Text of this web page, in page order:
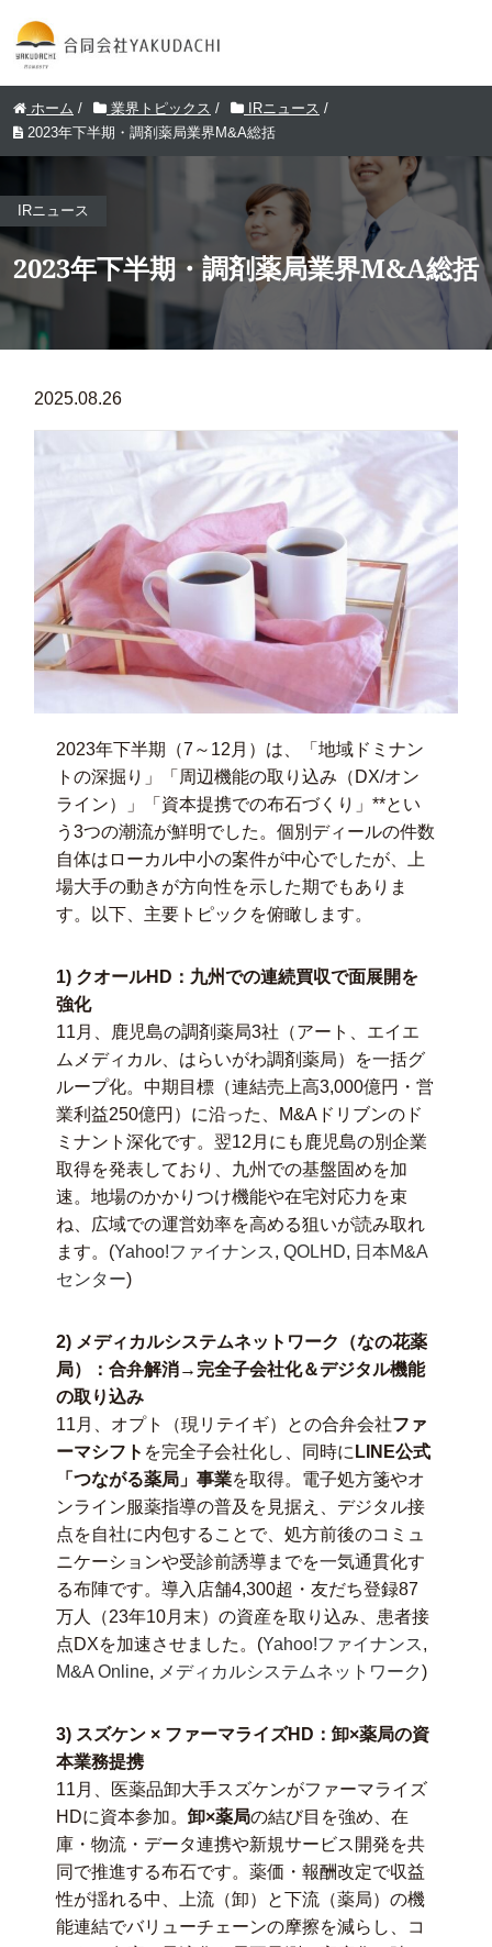
ホーム / 業界トピックス / IRニュース /
2023年下半期・調剤薬局業界M&A総括
IRニュース
2023年下半期・調剤薬局業界M&A総括
2025.08.26
2023年下半期（7～12月）は、「地域ドミナン
トの深掘り」「周辺機能の取り込み（DX/オン
ライン）」「資本提携での布石づくり」**とい
う3つの潮流が鮮明でした。個別ディールの件数
自体はローカル中小の案件が中心でしたが、上
場大手の動きが方向性を示した期でもありま
す。以下、主要トピックを俯瞰します。
1) クオールHD：九州での連続買収で面展開を
強化
11月、鹿児島の調剤薬局3社（アート、エイエ
ムメディカル、はらいがわ調剤薬局）を一括グ
ループ化。中期目標（連結売上高3,000億円・営
業利益250億円）に沿った、M&Aドリブンのド
ミナント深化です。翌12月にも鹿児島の別企業
取得を発表しており、九州での基盤固めを加
速。地場のかかりつけ機能や在宅対応力を束
ね、広域での運営効率を高める狙いが読み取れ
ます。(Yahoo!ファイナンス,QOLHD, 日本M&A
センター)
2) メディカルシステムネットワーク（なの花薬
局）：合弁解消→完全子会社化＆デジタル機能
の取り込み
11月、オプト（現リテイギ）との合弁会社ファ
ーマシフト を完全子会社化し、同時に LINE公式
「つながる薬局」事業を取得。電子処方箋やオ
ンライン服薬指導の普及を見据え、デジタル接
点を自社に内包することで、処方前後のコミュ
ニケーションや受診前誘導までを一気通貫化す
る布陣です。導入店舗4,300超・友だち登録87
万人（23年10月末）の資産を取り込み、患者接
点DXを加速させました。(Yahoo!ファイナンス,
M&A Online, メディカルシステムネットワーク)
3) スズケン × ファーマライズHD：卸×薬局の資
本業務提携
11月、医薬品卸大手スズケンがファーマライズ
HDに資本参加。卸×薬局の結び目を強め、在
庫・物流・データ連携や新規サービス開発を共
同で推進する布石です。薬価・報酬改定で収益
性が揺れる中、上流（卸）と下流（薬局）の機
能連結でバリューチェーンの摩擦を減らし、コ